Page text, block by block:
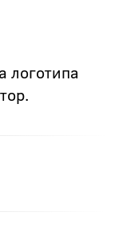
логотипа